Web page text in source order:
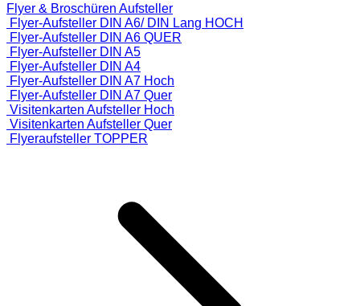
Flyer & Broschüren Aufsteller
Flyer-Aufsteller DIN A6/ DIN Lang HOCH
Flyer-Aufsteller DIN A6 QUER
Flyer-Aufsteller DIN A5
Flyer-Aufsteller DIN A4
Flyer-Aufsteller DIN A7 Hoch
Flyer-Aufsteller DIN A7 Quer
Visitenkarten Aufsteller Hoch
Visitenkarten Aufsteller Quer
Flyeraufsteller TOPPER